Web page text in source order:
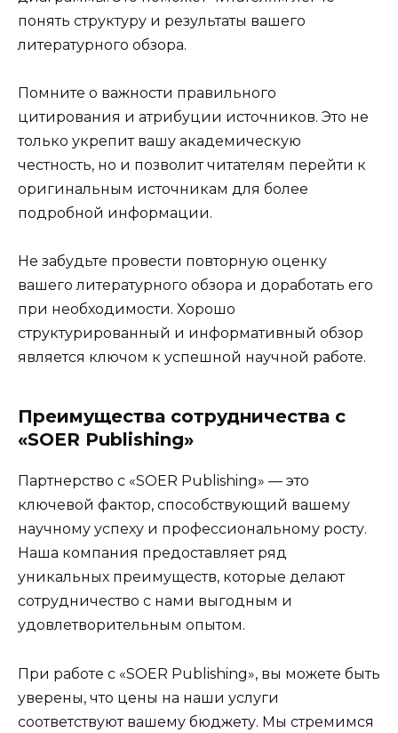
понять структуру и результаты вашего
литературного обзора.
Помните о важности правильного
цитирования и атрибуции источников. Это не
только укрепит вашу академическую
честность, но и позволит читателям перейти к
оригинальным источникам для более
подробной информации.
Не забудьте провести повторную оценку
вашего литературного обзора и доработать его
при необходимости. Хорошо
структурированный и информативный обзор
является ключом к успешной научной работе.
Преимущества сотрудничества с
«SOER Publishing»
Партнерство с «SOER Publishing» — это
ключевой фактор, способствующий вашему
научному успеху и профессиональному росту.
Наша компания предоставляет ряд
уникальных преимуществ, которые делают
сотрудничество с нами выгодным и
удовлетворительным опытом.
При работе с «SOER Publishing», вы можете быть
уверены, что цены на наши услуги
соответствуют вашему бюджету. Мы стремимся